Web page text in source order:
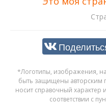
*Логотипы, изображения,
быть защищены авторским
носит справочный характер
соответствии с